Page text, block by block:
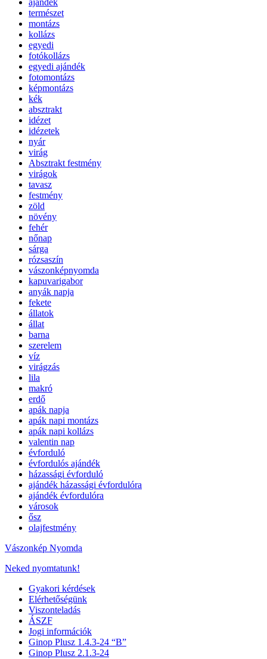
ajándék
természet
montázs
kollázs
egyedi
fotókollázs
egyedi ajándék
fotomontázs
képmontázs
kék
absztrakt
idézet
idézetek
nyár
virág
Absztrakt festmény
virágok
tavasz
festmény
zöld
növény
fehér
nőnap
sárga
rózsaszín
vászonképnyomda
kapuvarigabor
anyák napja
fekete
állatok
állat
barna
szerelem
víz
virágzás
lila
makró
erdő
apák napja
apák napi montázs
apák napi kollázs
valentin nap
évforduló
évfordulós ajándék
házassági évforduló
ajándék házassági évfordulóra
ajándék évfordulóra
városok
ősz
olajfestmény
Vászonkép Nyomda
Neked nyomtatunk!
Gyakori kérdések
Elérhetőségünk
Viszonteladás
ÁSZF
Jogi információk
Ginop Plusz 1.4.3-24 “B”
Ginop Plusz 2.1.3-24